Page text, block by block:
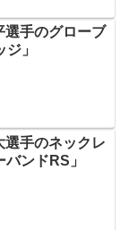
選手のグローブ
」
選手のネックレ
ンドRS」